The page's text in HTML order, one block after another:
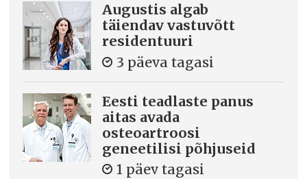
Augustis algab
täiendav vastuvõtt
residentuuri
3 päeva tagasi
Eesti teadlaste panus
aitas avada
osteoartroosi
geneetilisi põhjuseid
1 päev tagasi